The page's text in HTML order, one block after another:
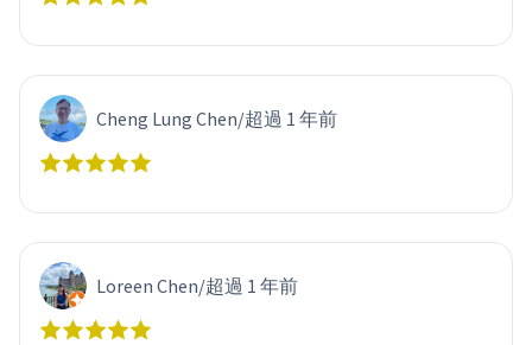
Cheng Lung Chen/超過 1 年前
Loreen Chen/超過 1 年前